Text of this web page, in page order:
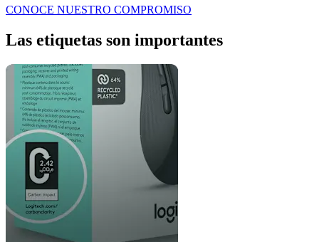
CONOCE NUESTRO COMPROMISO
Las etiquetas son importantes